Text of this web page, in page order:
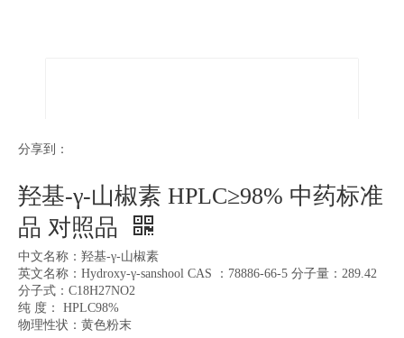
分享到：
羟基-γ-山椒素 HPLC≥98% 中药标准
品 对照品
中文名称：羟基-γ-山椒素
英文名称：Hydroxy-γ-sanshool CAS ：78886-66-5 分子量：289.42
分子式：C18H27NO2
纯 度： HPLC98%
物理性状：黄色粉末